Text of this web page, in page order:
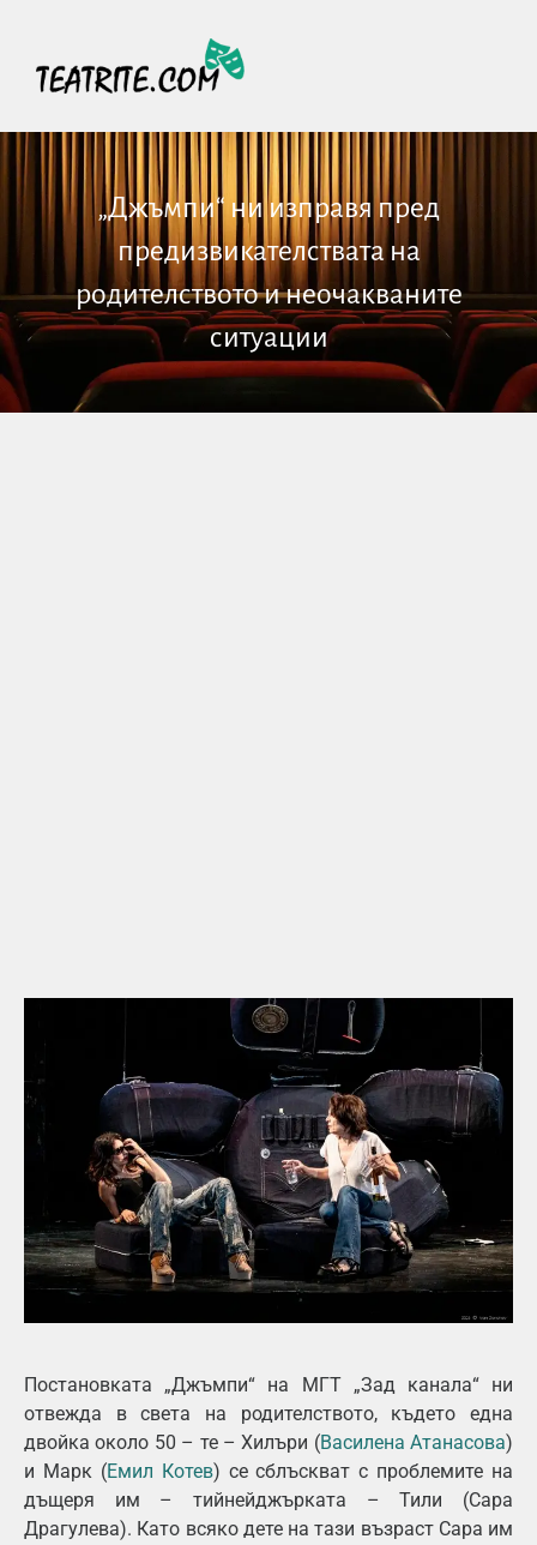
„Джъмпи“ ни изправя пред
предизвикателствата на
родителството и неочакваните
ситуации
Постановката „Джъмпи“ на МГТ „Зад канала“ ни
отвежда в света на родителството, където една
двойка около 50 – те – Хилъри (Василена Атанасова)
и Марк (Емил Котев) се сблъскват с проблемите на
дъщеря им – тийнейджърката – Тили (Сара
Драгулева). Като всяко дете на тази възраст Сара им